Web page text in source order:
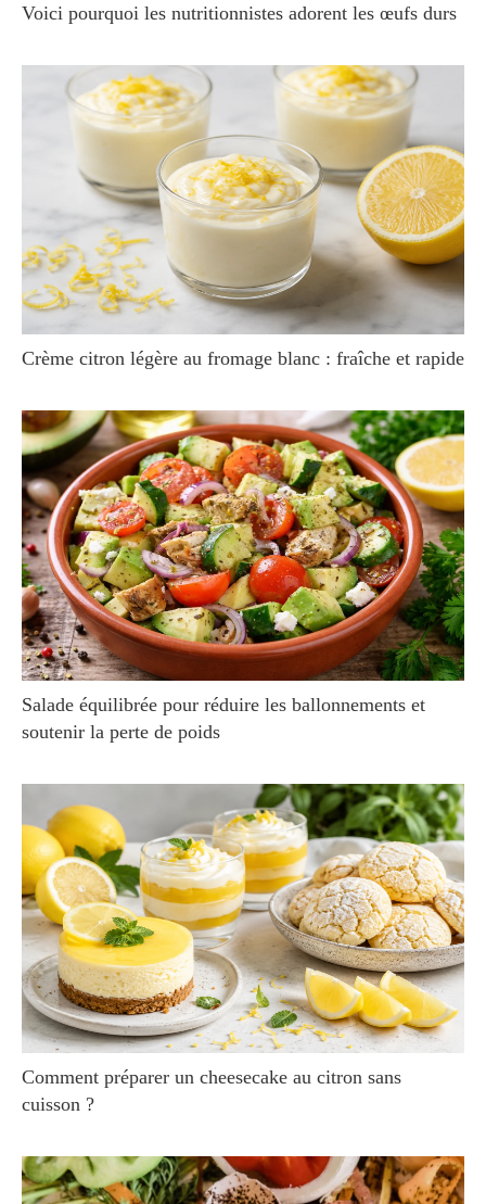
Voici pourquoi les nutritionnistes adorent les œufs durs
Crème citron légère au fromage blanc : fraîche et rapide
Salade équilibrée pour réduire les ballonnements et
soutenir la perte de poids
Comment préparer un cheesecake au citron sans
cuisson ?